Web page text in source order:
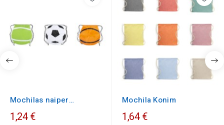
Mochilas naiper
deportiva
1,24 €
Mochila Konim
1,64 €